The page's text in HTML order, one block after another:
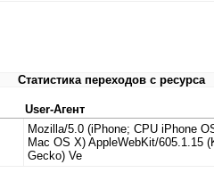
Статистика переходов с ресурса
User-Агент
Mozilla/5.0 (iPhone; CPU iPhone
Mac OS X) AppleWebKit/605.1.15
Gecko) Ve